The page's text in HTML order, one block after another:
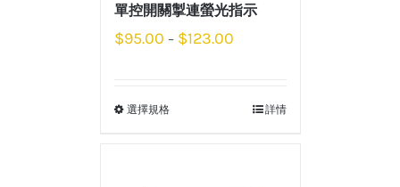
單控開關掣連螢光指示
$95.00 – $123.00
選擇規格 詳情